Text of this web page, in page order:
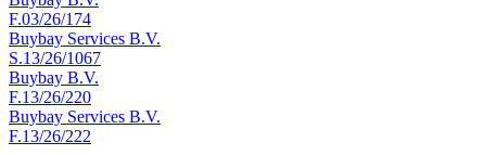
F.03/26/174
Buybay Services B.V.
S.13/26/1067
Buybay B.V.
F.13/26/220
Buybay Services B.V.
F.13/26/222